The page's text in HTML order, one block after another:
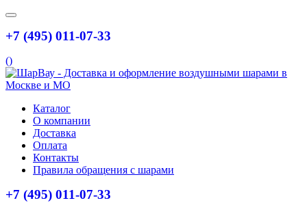
+7 (495) 011-07-33
()
Каталог
О компании
Доставка
Оплата
Контакты
Правила обращения с шарами
+7 (495) 011-07-33